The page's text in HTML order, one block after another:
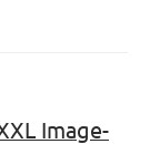
Image-